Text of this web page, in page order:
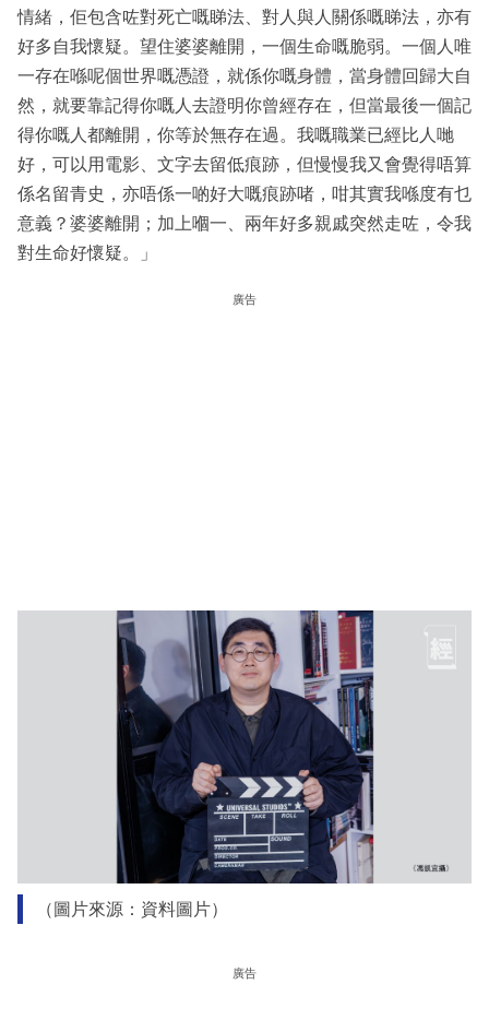
情緒，佢包含咗對死亡嘅睇法、對人與人關係嘅睇法，亦有
好多自我懷疑。望住婆婆離開，一個生命嘅脆弱。一個人唯
一存在喺呢個世界嘅憑證，就係你嘅身體，當身體回歸大自
然，就要靠記得你嘅人去證明你曾經存在，但當最後一個記
得你嘅人都離開，你等於無存在過。我嘅職業已經比人哋
好，可以用電影、文字去留低痕跡，但慢慢我又會覺得唔算
係名留青史，亦唔係一啲好大嘅痕跡啫，咁其實我喺度有乜
意義？婆婆離開；加上嗰一、兩年好多親戚突然走咗，令我
對生命好懷疑。」
廣告
（圖片來源：資料圖片）
廣告